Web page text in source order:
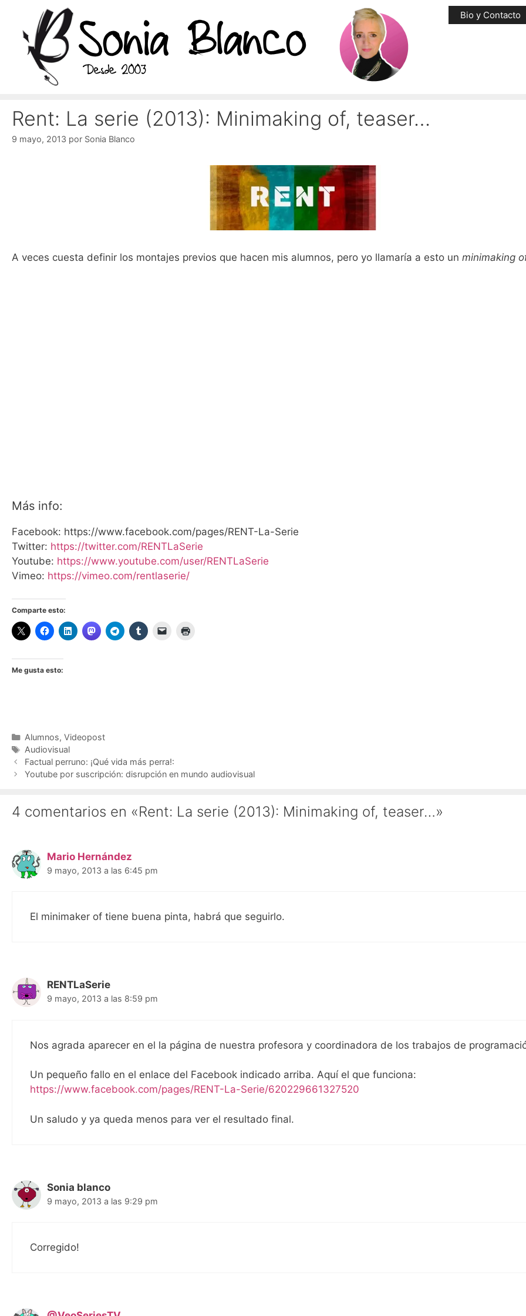
contenido
Bio y Contacto
Rent: La serie (2013): Minimaking of, teaser…
9 mayo, 2013 por Sonia Blanco
A veces cuesta definir los montajes previos que hacen mis alumnos, pero yo llamaría a esto un minimaking
Más info:
Facebook: https://www.facebook.com/pages/RENT-La-Serie
Twitter: https://twitter.com/RENTLaSerie
Youtube: https://www.youtube.com/user/RENTLaSerie
Vimeo: https://vimeo.com/rentlaserie/
Comparte esto:
Me gusta esto:
Categorías
Alumnos, Videopost
Etiquetas
Audiovisual
Factual perruno: ¡Qué vida más perra!:
Youtube por suscripción: disrupción en mundo audiovisual
4 comentarios en «Rent: La serie (2013): Minimaking of, teaser…»
Mario Hernández
9 mayo, 2013 a las 6:45 pm
El minimaker of tiene buena pinta, habrá que seguirlo.
RENTLaSerie
9 mayo, 2013 a las 8:59 pm
Nos agrada aparecer en el la página de nuestra profesora y coordinadora de los trabajos de
Un pequeño fallo en el enlace del Facebook indicado arriba. Aquí el que funciona:
https://www.facebook.com/pages/RENT-La-Serie/620229661327520
Un saludo y ya queda menos para ver el resultado final.
Sonia blanco
9 mayo, 2013 a las 9:29 pm
Corregido!